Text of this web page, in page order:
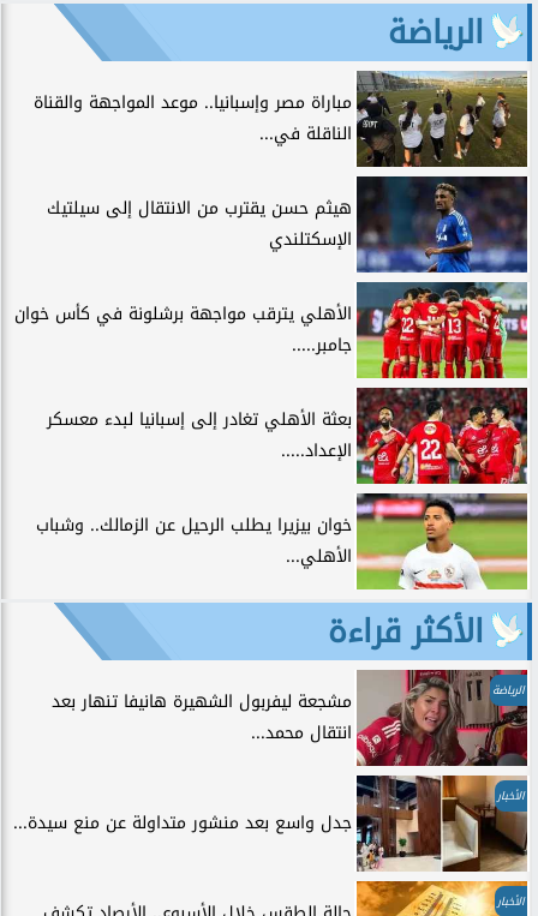
الرياضة
مباراة مصر وإسبانيا.. موعد المواجهة والقناة
الناقلة في...
هيثم حسن يقترب من الانتقال إلى سيلتيك
الإسكتلندي
الأهلي يترقب مواجهة برشلونة في كأس خوان
جامبر.....
بعثة الأهلي تغادر إلى إسبانيا لبدء معسكر
الإعداد.....
خوان بيزيرا يطلب الرحيل عن الزمالك.. وشباب
الأهلي...
الأكثر قراءة
الرياضة
مشجعة ليفربول الشهيرة هانيفا تنهار بعد
انتقال محمد...
الأخبار
جدل واسع بعد منشور متداولة عن منع سيدة...
الأخبار